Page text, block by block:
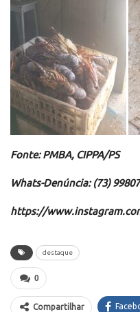
Fonte: PMBA, CIPPA/PS
Whats-Denúncia: (73)
https://
destaque
0
Compartilhar